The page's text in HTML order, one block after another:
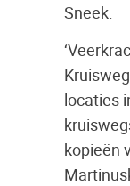
Sneek.
locaties
kopieën